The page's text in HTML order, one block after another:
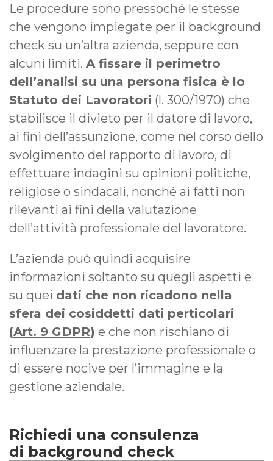
Le procedure sono pressoché le stesse
che vengono impiegate per il background
check su un’altra azienda, seppure con
alcuni limiti. A fissare il perimetro
dell’analisi su una persona fisica è lo
Statuto dei Lavoratori (l. 300/1970) che
stabilisce il divieto per il datore di lavoro,
ai fini dell’assunzione, come nel corso dello
svolgimento del rapporto di lavoro, di
effettuare indagini su opinioni politiche,
religiose o sindacali, nonché ai fatti non
rilevanti ai fini della valutazione
dell’attività professionale del lavoratore.
L’azienda può quindi acquisire
informazioni soltanto su quegli aspetti e
su quei dati che non ricadono nella
sfera dei cosiddetti dati perticolari
(Art. 9 GDPR) e che non rischiano di
influenzare la prestazione professionale o
di essere nocive per l’immagine e la
gestione aziendale.
Richiedi una consulenza
di background check